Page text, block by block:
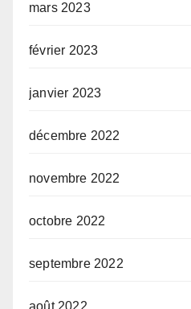
mars 2023
février 2023
janvier 2023
décembre 2022
novembre 2022
octobre 2022
septembre 2022